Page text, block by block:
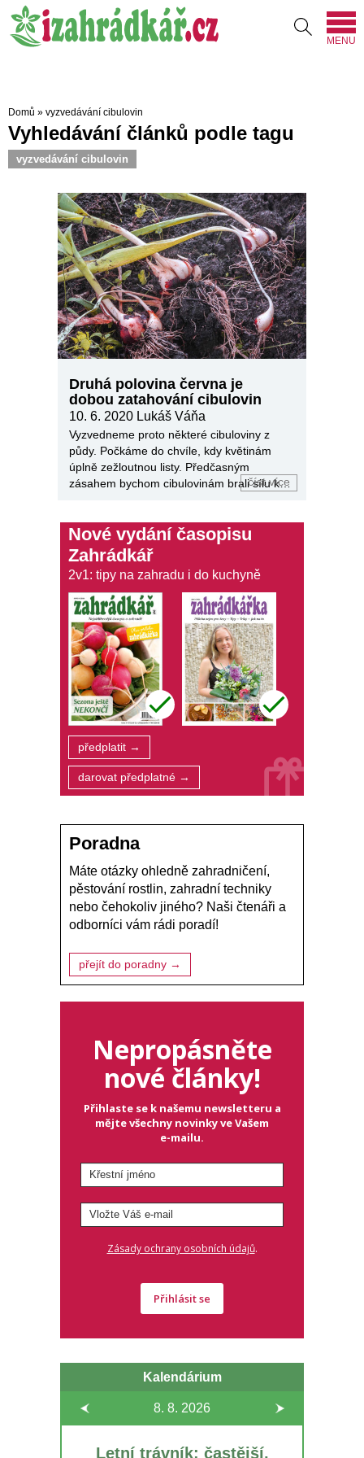
MENU
Domů » vyzvedávání cibulovin
Vyhledávání článků podle tagu
vyzvedávání cibulovin
Druhá polovina června je
dobou zatahování cibulovin
10. 6. 2020 Lukáš Váňa
Vyzvedneme proto některé cibuloviny z
půdy. Počkáme do chvíle, kdy květinám
úplně zežloutnou listy. Předčasným
zásahem bychom cibulovinám brali sílu ke
číst více
Nové vydání časopisu
Zahrádkář
2v1: tipy na zahradu i do kuchyně
předplatit →
darovat předplatné →
Poradna
Máte otázky ohledně zahradničení,
pěstování rostlin, zahradní techniky
nebo čehokoliv jiného? Naši čtenáři a
odborníci vám rádi poradí!
přejít do poradny →
Nepropásněte
nové články!
Přihlaste se k našemu newsletteru a
mějte všechny novinky ve Vašem
e-mailu.
Zásady ochrany osobních údajů.
Přihlásit se
Kalendárium
8. 8. 2026
Letní trávník: častější,